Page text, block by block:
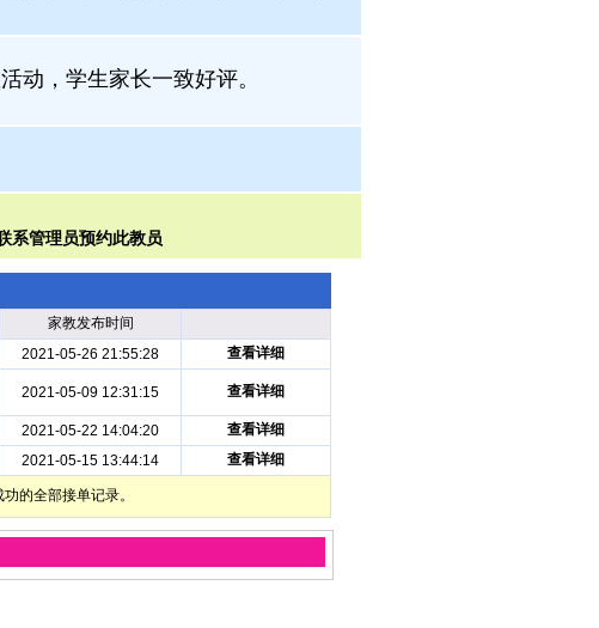
动，学生家长一致好评。
家教发布时间
2021-05-26 21:55:28 查看详细
2021-05-09 12:31:15 查看详细
2021-05-22 14:04:20
查看详细
2021-05-15 13:44:14 查看详细
的全部接单记录。